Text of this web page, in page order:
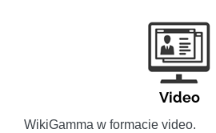
Video
WikiGamma w formacie video.